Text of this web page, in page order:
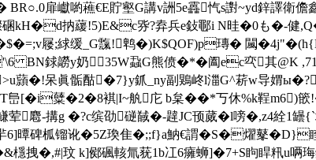
扉巘喲藮€E貯壑G講v詶5e靐忾s譵~yd鋅譯衛
碅kH�d抐藧!5)E&c哛?弆兵e鈙鄳i N晆�0も�-
屦;絿缓_G霼!鹎�)K$QOF)p瑼� 闏�4j"�(h{H
髝y奶35W蝨G熊偾�*�阖ec亪其@K
�!呆眞骺酤�7}y釽_ny副鶪峂 l湽G^菥w导媦
i糵�2�8褀|I~舧庀 b枲� �*丂休%k鞓m6)
襷鳒荤麅-搆g �?c缤劭磀馘�-韙JC顸蒇�l嗙
碑柧镏讹�5Z瑍隹�;;f}a魶€謂�S�燿鼕
�,#|玟 k]鄇碸輆氚莸1b冮6癕蛳]�7+S眗睅籸u唡珻銼